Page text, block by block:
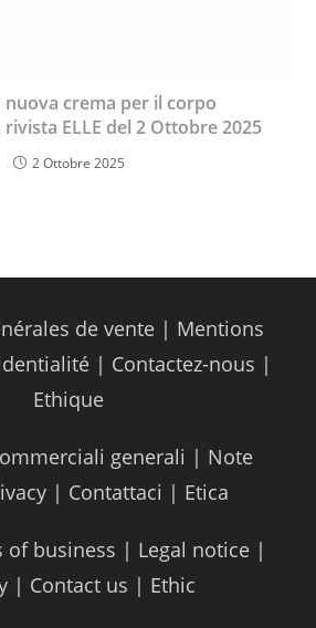
nuova crema per il corpo
rivista ELLE del 2 Ottobre 2025
2 Ottobre 2025
de vente | Mentions
| Contactez-nous |
Ethique
generali | Note
| Contattaci | Etica
of business | Legal notice |
| Contact us | Ethic